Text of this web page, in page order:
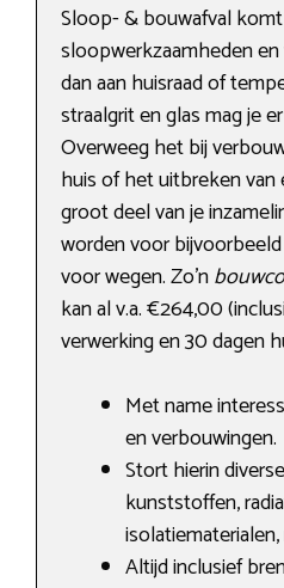
Sloop- & bouwafval
sloopwerkzaamheden
dan aan huisraad of
straalgrit en glas mag je
Overweeg het bij
huis of het uitbreken van
groot deel van je
worden voor
voor wegen. Zo’n
kan al v.a. €264,00
verwerking en 30 dagen
Met name
en verbouwingen.
Stort hierin
kunststoffen,
Altijd inclusief